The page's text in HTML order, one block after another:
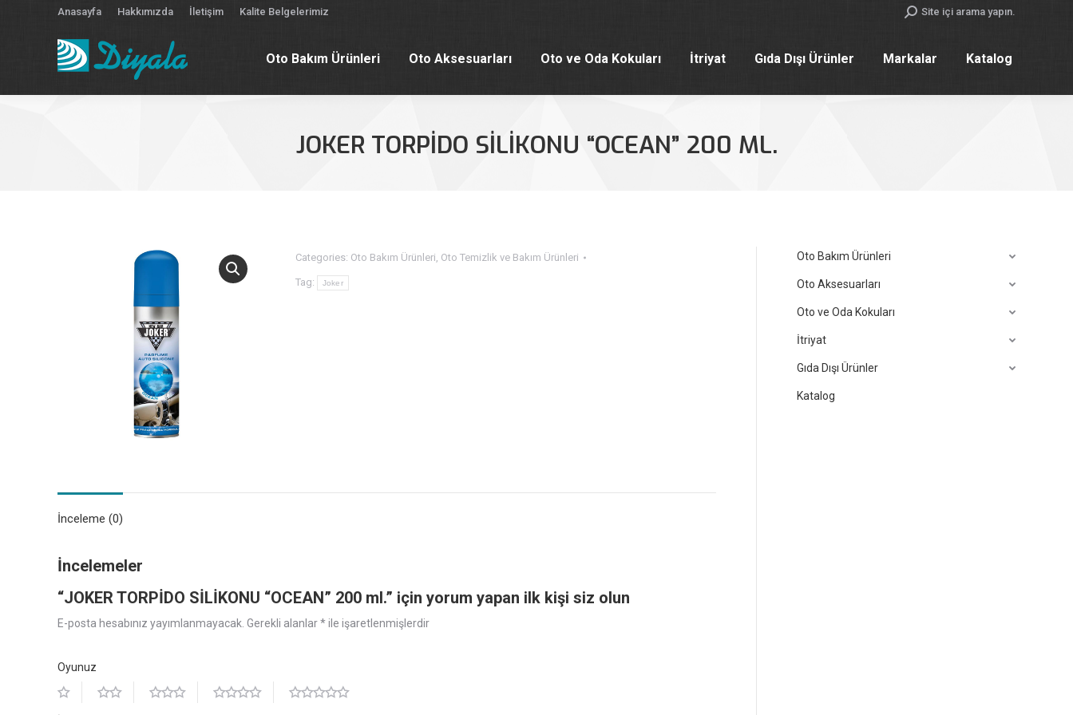
Anasayfa Hakkımızda İletişim Kalite Belgelerimiz Search:Site içi arama yapın.
Oto Bakım Ürünleri Oto Aksesuarları Oto ve Oda Kokuları İtriyat Gıda Dışı Ürünler Markalar Katalog
JOKER TORPİDO SİLİKONU “OCEAN” 200 ML.
Categories: Oto Bakım Ürünleri, Oto Temizlik ve Bakım Ürünleri
Tag: Joker
İnceleme (0)
İncelemeler
“JOKER TORPİDO SİLİKONU “OCEAN” 200 ml.” için yorum yapan ilk kişi siz olun
E-posta hesabınız yayımlanmayacak. Gerekli alanlar*ile işaretlenmişlerdir
Oyunuz
Oto Bakım Ürünleri
Oto Aksesuarları
Oto ve Oda Kokuları
İtriyat
Gıda Dışı Ürünler
Katalog